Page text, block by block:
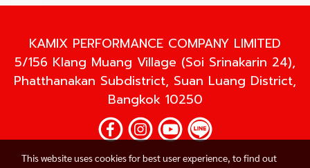
KAMIX PERFORMANCE COMPANY LIMITED
5/156 Klang Muang Village (Soi Srinakarin 24),
Phatthanakan Subdistrict, Suan Luang District,
Bangkok 10250
This website uses cookies for best user experience, to find out